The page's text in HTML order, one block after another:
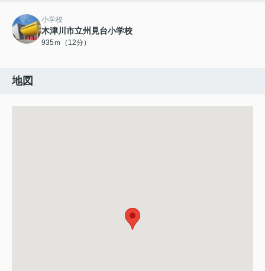
小学校
木津川市立州見台小学校
935ｍ（12分）
地図